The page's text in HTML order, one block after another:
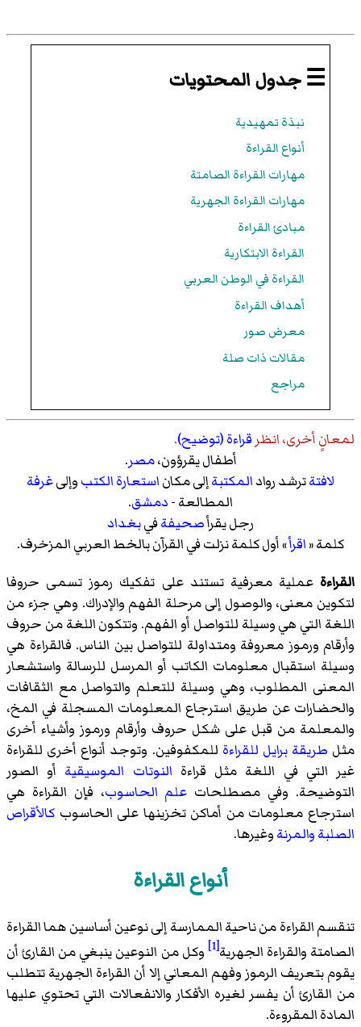
☰ جدول المحتويات
نبذة تمهيدية
أنواع القراءة
مهارات القراءة الصامتة
مهارات القراءة الجهرية
مبادئ القراءة
القراءة الابتكارية
القراءة في الوطن العربي
أهداف القراءة
معرض صور
مقالات ذات صلة
مراجع
لمعانٍ أخرى، انظر قراءة (توضيح).
أطفال يقرؤون،مصر.
لافتةترشد روادالمكتبةإلى مكاناستعارةالكتبوإلىغرفة
المطالعة -دمشق.
رجل يقرأصحيفةفيبغداد
كلمة «اقرأ» أول كلمة نزلت في القرآن بالخط العربي المزخرف.
القراءة عملية معرفية تستند على تفكيك رموز تسمى حروفا
لتكوين معنى، والوصول إلى مرحلة الفهم والإدراك. وهي جزء من
اللغة التي هي وسيلة للتواصل أو الفهم. وتتكون اللغة من حروف
وأرقام ورموز معروفة ومتداولة للتواصل بين الناس. فالقراءة هي
وسيلة استقبال معلومات الكاتب أو المرسل للرسالة واستشعار
المعنى المطلوب، وهي وسيلة للتعلم والتواصل مع الثقافات
والحضارات عن طريق استرجاع المعلومات المسجلة في المخ،
والمعلمة من قبل على شكل حروف وأرقام ورموز وأشياء أخرى
مثل طريقة برايل للقراءة للمكفوفين. وتوجد أنواع أخرى للقراءة
غير التي في اللغة مثل قراءة النوتات الموسيقية أو الصور
التوضيحة. وفي مصطلحات علم الحاسوب، فإن القراءة هي
استرجاع معلومات من أماكن تخزينها على الحاسوب كالأقراص
الصلبةوالمرنةوغيرها.
أنواع القراءة
تنقسم القراءة من ناحية الممارسة إلى نوعين أساسين هما القراءة
الصامتة والقراءة الجهرية[1]
وكل من النوعين ينبغي من القارئ أن
يقوم بتعريف الرموز وفهم المعاني إلا أن القراءة الجهرية تتطلب
من القارئ أن يفسر لغيره الأفكار والانفعالات التي تحتوي عليها
المادة المقروءة.